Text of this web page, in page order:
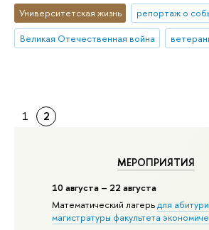
МЕРОПРИЯТИЯ
10 августа – 22 августа
Математический лагерьдля
магистратуры факультета
Университетская жизнь
репортаж о
Великая Отечественная война
1 2